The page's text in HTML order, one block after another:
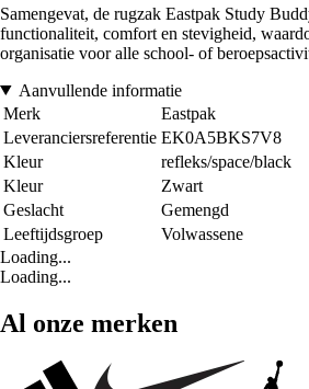
Samengevat, de rugzak Eastpak Study
functionaliteit, comfort en stevigheid,
organisatie voor alle school- of
Aanvullende informatie
Merk
Eastpak
Leveranciersreferentie EK0A5BKS7V8
Kleur
refleks/space/black
Kleur
Zwart
Geslacht
Gemengd
Leeftijdsgroep
Volwassene
Loading...
Loading...
Al onze merken